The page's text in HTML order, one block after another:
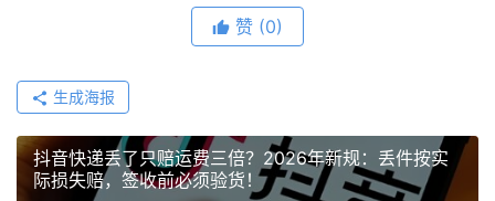
赞 (0)
生成海报
抖音快递丢了只赔运费三倍？2026年新规：丢件按实
际损失赔，签收前必须验货！